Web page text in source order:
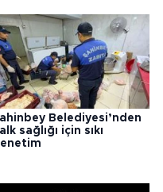
Belediyesi’nden
sağlığı için sıkı